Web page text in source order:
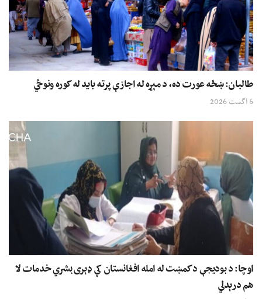
طالبان: ښځه عورت ده، د مېړه له اجازې پرته باید له کوره ونوځي
6 اگست 2026
اوچا: د بودیجې د کمښت له امله افغانستان کې ډېری بشري خدمات لا
هم درېدلي